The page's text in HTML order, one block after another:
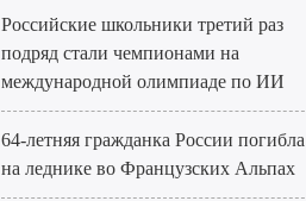
Российские школьники третий раз
подряд стали чемпионами на
международной олимпиаде по ИИ
64-летняя гражданка России погибла
на леднике во Французских Альпах